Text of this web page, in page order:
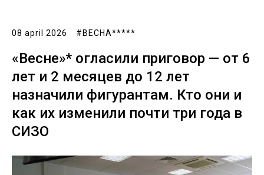
08 april 2026 #ВЕСНА*****
«Весне»* огласили приговор — от 6
лет и 2 месяцев до 12 лет
назначили фигурантам. Кто они и
как их изменили почти три года в
СИЗО